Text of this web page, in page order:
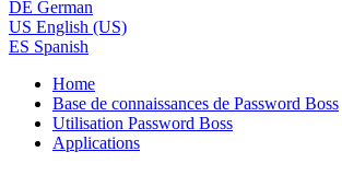
DE German
US English (US)
ES Spanish
Home
Base de connaissances de Password Boss
Utilisation Password Boss
Applications